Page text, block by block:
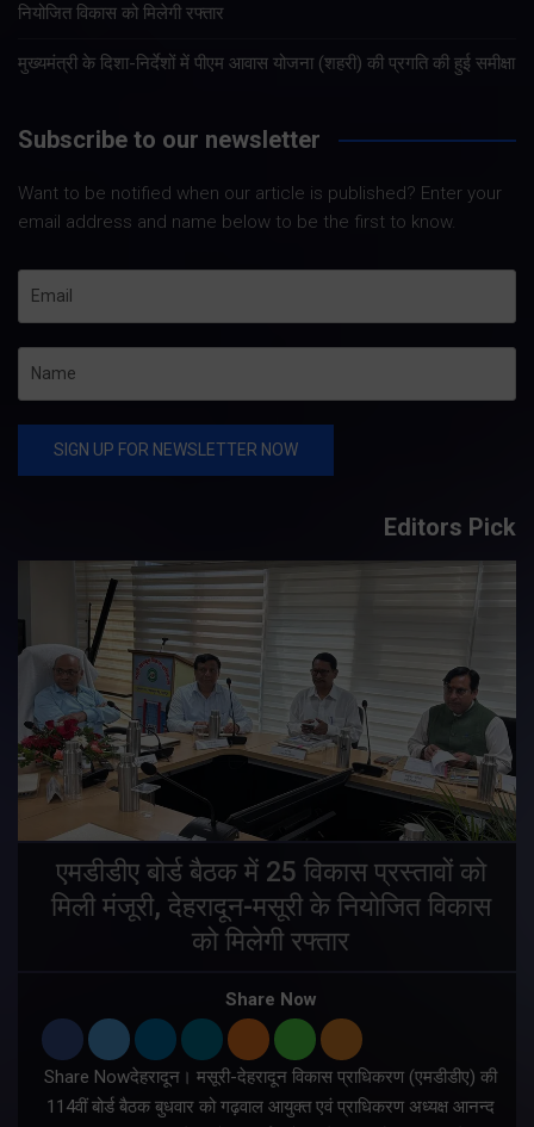
नियोजित विकास को मिलेगी रफ्तार
मुख्यमंत्री के दिशा-निर्देशों में पीएम आवास योजना (शहरी) की प्रगति की हुई समीक्षा
Subscribe to our newsletter
Want to be notified when our article is published? Enter your
email address and name below to be the first to know.
Editors Pick
एमडीडीए बोर्ड बैठक में 25 विकास प्रस्तावों को
मिली मंजूरी, देहरादून-मसूरी के नियोजित विकास
को मिलेगी रफ्तार
Share Now
Share Nowदेहरादून। मसूरी-देहरादून विकास प्राधिकरण (एमडीडीए) की
114वीं बोर्ड बैठक बुधवार को गढ़वाल आयुक्त एवं प्राधिकरण अध्यक्ष आनन्द